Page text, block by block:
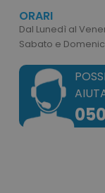
ORARI
Dal Lunedì al
Sabato e
mage-